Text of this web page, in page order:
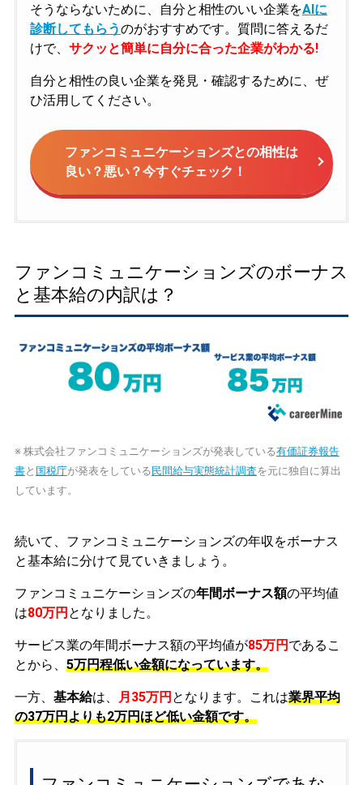
そうならないために、自分と相性のいい企業をAIに
診断してもらうのがおすすめです。質問に答えるだ
けで、 サクッと簡単に自分に合った企業がわかる!
自分と相性の良い企業を発見・確認するために、ぜ
ひ活用してください。
ファンコミュニケーションズとの相性は
良い？悪い？今すぐチェック！
ファンコミュニケーションズのボーナス
と基本給の内訳は？
※ 株式会社ファンコミュニケーションズが発表している有価証券報告
書と 国税庁が発表をしている 民間給与実態統計調査を元に独自に算出
しています。
続いて、ファンコミュニケーションズの年収をボーナス
と基本給に分けて見ていきましょう。
ファンコミュニケーションズの年間ボーナス額の平均値
は80万円 となりました。
サービス業の年間ボーナス額の平均値が85万円 であるこ
とから、 5万円程低い金額になっています。
一方、 基本給は、 月35万円 となります。これは業界平均
の37万円よりも2万円ほど低い金額です。